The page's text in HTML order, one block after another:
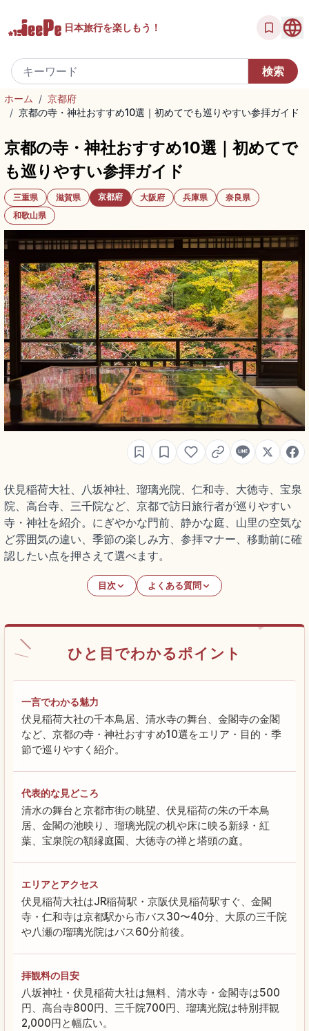
日本旅行を楽しもう！
ホーム / 京都府
/ 京都の寺・神社おすすめ10選｜初めてでも巡りやすい参拝ガイド
京都の寺・神社おすすめ10選｜初めてで
も巡りやすい参拝ガイド
三重県 滋賀県 京都府 大阪府 兵庫県
奈良県
和歌山県
伏見稲荷大社、八坂神社、瑠璃光院、仁和寺、大徳寺、宝泉
院、高台寺、三千院など、京都で訪日旅行者が巡りやすい
寺・神社を紹介。にぎやかな門前、静かな庭、山里の空気な
ど雰囲気の違い、季節の楽しみ方、参拝マナー、移動前に確
認したい点を押さえて選べます。
目次 よくある質問
ひと目でわかるポイント
一言でわかる魅力
伏見稲荷大社の千本鳥居、清水寺の舞台、金閣寺の金閣
など、京都の寺・神社おすすめ10選をエリア・目的・季
節で巡りやすく紹介。
代表的な見どころ
清水の舞台と京都市街の眺望、伏見稲荷の朱の千本鳥
居、金閣の池映り、瑠璃光院の机や床に映る新緑・紅
葉、宝泉院の額縁庭園、大徳寺の禅と塔頭の庭。
エリアとアクセス
伏見稲荷大社はJR稲荷駅・京阪伏見稲荷駅すぐ、金閣
寺・仁和寺は京都駅から市バス30〜40分、大原の三千院
や八瀬の瑠璃光院はバス60分前後。
拝観料の目安
八坂神社・伏見稲荷大社は無料、清水寺・金閣寺は500
円、高台寺800円、三千院700円、瑠璃光院は特別拝観
2,000円と幅広い。